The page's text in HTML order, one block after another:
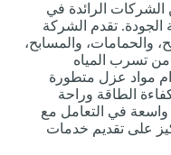
الشركات الرائدة في
الجودة. تقدم الشركة
والحمامات، والمسابح،
من تسرب المياه
مواد عزل متطورة
الطاقة وراحة
واسعة في التعامل مع
على تقديم خدمات